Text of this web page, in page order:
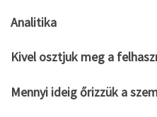
Analitika
Kivel osztjuk meg a
Mennyi ideig őrizzük a